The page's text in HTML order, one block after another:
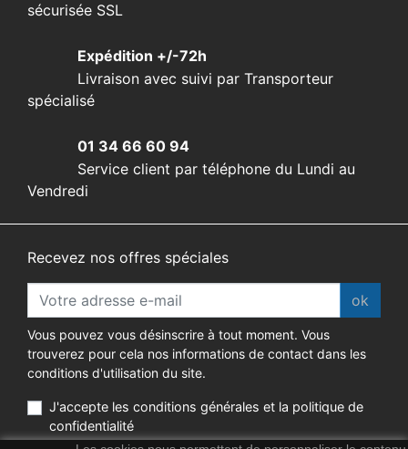
sécurisée SSL
Expédition +/-72h
Livraison avec suivi par Transporteur
spécialisé
01 34 66 60 94
Service client par téléphone du Lundi au
Vendredi
Recevez nos offres spéciales
ok
Vous pouvez vous désinscrire à tout moment. Vous
trouverez pour cela nos informations de contact dans les
conditions d'utilisation du site.
J'accepte les conditions générales et la politique de
confidentialité